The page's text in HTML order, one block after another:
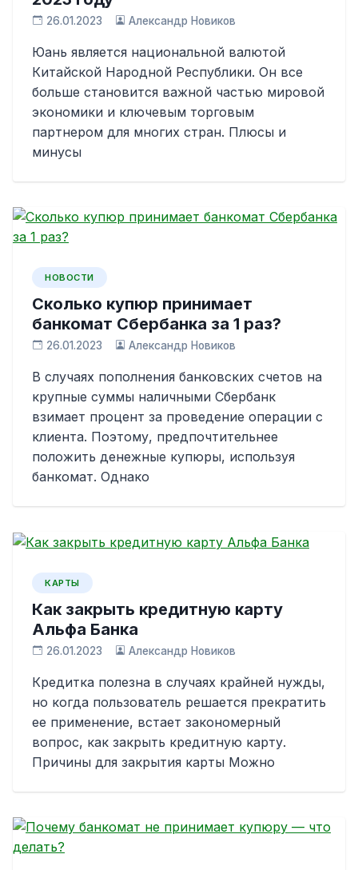
26.01.2023 Александр Новиков
Юань является национальной валютой
Китайской Народной Республики. Он все
больше становится важной частью мировой
экономики и ключевым торговым
партнером для многих стран. Плюсы и
минусы
НОВОСТИ
Сколько купюр принимает
банкомат Сбербанка за 1 раз?
26.01.2023 Александр Новиков
В случаях пополнения банковских счетов на
крупные суммы наличными Сбербанк
взимает процент за проведение операции с
клиента. Поэтому, предпочтительнее
положить денежные купюры, используя
банкомат. Однако
КАРТЫ
Как закрыть кредитную карту
Альфа Банка
26.01.2023 Александр Новиков
Кредитка полезна в случаях крайней нужды,
но когда пользователь решается прекратить
ее применение, встает закономерный
вопрос, как закрыть кредитную карту.
Причины для закрытия карты Можно